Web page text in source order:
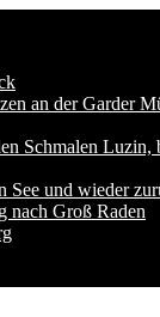
an der Garder
Schmalen
See und wieder
nach Groß Raden